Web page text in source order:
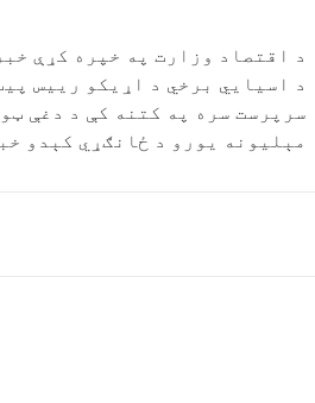
د اقتصاد وزارت په خپره کړې
د اسيايي برخي د اړیکو رییس
مېلیونه یورو د ځانګړي کېدو